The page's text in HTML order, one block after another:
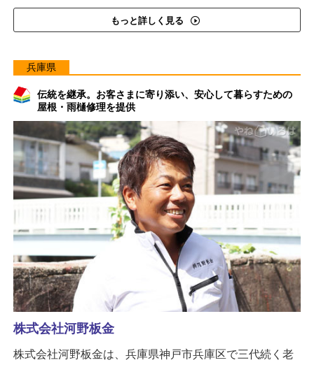
もっと詳しく見る
兵庫県
伝統を継承。お客さまに寄り添い、安心して暮らすための
屋根・雨樋修理を提供
株式会社河野板金
株式会社河野板金は、兵庫県神戸市兵庫区で三代続く老